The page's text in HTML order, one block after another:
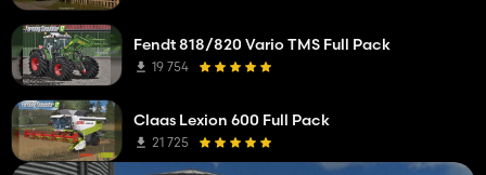
Fendt 818/820 Vario TMS Full Pack
19 754
Claas Lexion 600 Full Pack
21 725